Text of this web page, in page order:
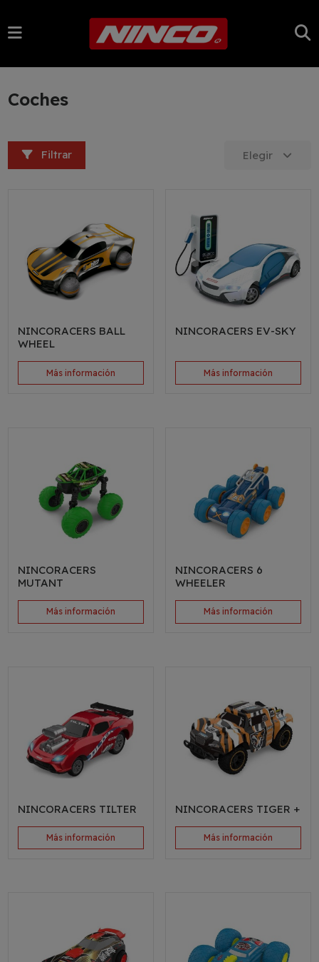
Coches
Filtrar Elegir
NINCORACERS BALL
WHEEL
Más información
NINCORACERS EV-SKY
Más información
NINCORACERS
MUTANT
Más información
NINCORACERS 6
WHEELER
Más información
NINCORACERS TILTER
Más información
NINCORACERS TIGER +
Más información